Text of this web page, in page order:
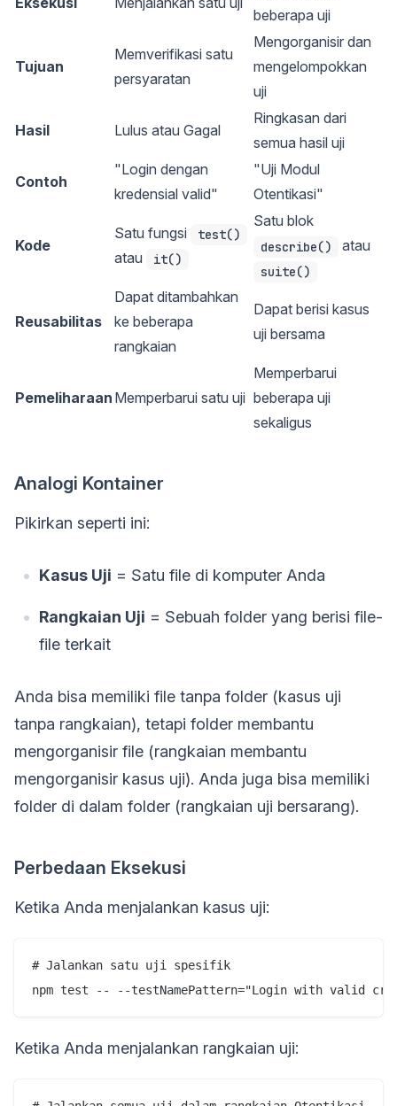
beberapa uji
Tujuan
Memverifikasi satu
persyaratan
Mengorganisir dan
mengelompokkan
uji
Hasil Lulus atau Gagal
Ringkasan dari
semua hasil uji
Contoh
"Login dengan
kredensial valid"
"Uji Modul
Otentikasi"
Kode
Satu fungsi test()
atau it()
Satu blok
describe() atau
suite()
Reusabilitas
Dapat ditambahkan
ke beberapa
rangkaian
Dapat berisi kasus
uji bersama
Pemeliharaan Memperbarui satu uji
Memperbarui
beberapa uji
sekaligus
Analogi Kontainer
Pikirkan seperti ini:
Kasus Uji = Satu file di komputer Anda
Rangkaian Uji = Sebuah folder yang berisi file-
file terkait
Anda bisa memiliki file tanpa folder (kasus uji
tanpa rangkaian), tetapi folder membantu
mengorganisir file (rangkaian membantu
mengorganisir kasus uji). Anda juga bisa memiliki
folder di dalam folder (rangkaian uji bersarang).
Perbedaan Eksekusi
Ketika Anda menjalankan kasus uji:
# Jalankan satu uji spesifik
Ketika Anda menjalankan rangkaian uji: